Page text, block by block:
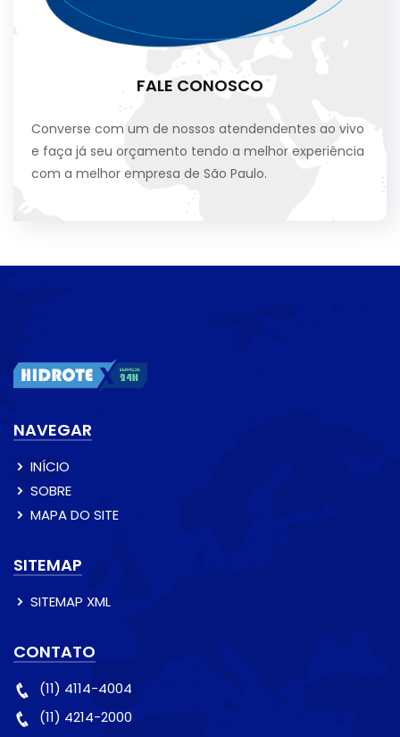
FALE CONOSCO
Converse com um de nossos atendendentes ao vivo
e faça já seu orçamento tendo a melhor experiência
com a melhor empresa de São Paulo.
NAVEGAR
INÍCIO
SOBRE
MAPA DO SITE
SITEMAP
SITEMAP XML
CONTATO
(11) 4114-4004
(11) 4214-2000